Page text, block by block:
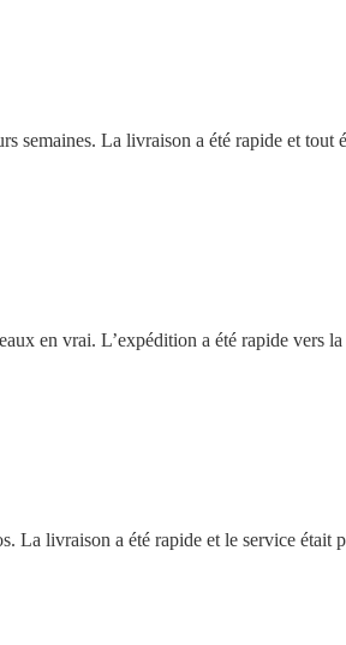
semaines. La livraison a été rapide et tout
en vrai. L’expédition a été rapide vers
livraison a été rapide et le service était